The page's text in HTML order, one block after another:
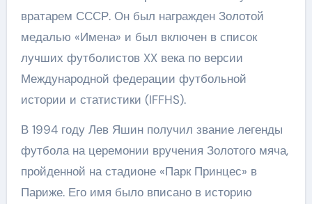
вратарем СССР. Он был награжден Золотой
медалью «Имена» и был включен в список
лучших футболистов XX века по версии
Международной федерации футбольной
истории и статистики (IFFHS).
В 1994 году Лев Яшин получил звание легенды
футбола на церемонии вручения Золотого мяча,
пройденной на стадионе «Парк Принцес» в
Париже. Его имя было вписано в историю